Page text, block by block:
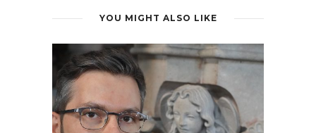
YOU MIGHT ALSO LIKE